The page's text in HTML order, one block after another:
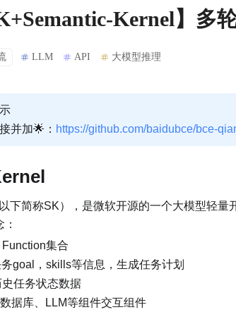
Kernel】多
LLM API 大模型推理
并加🌟： https://github.com/baidubce/bce-
下简称SK），是微软开源的一个大模型轻量
集合
goal，skills等信息，生成任务计划
任务状态数据
据库、LLM等组件交互组件